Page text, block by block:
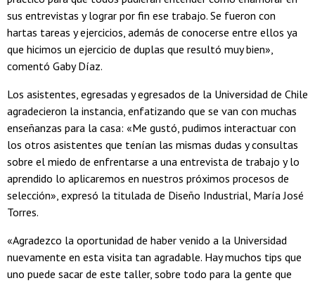
sus entrevistas y lograr por fin ese trabajo. Se fueron con
hartas tareas y ejercicios, además de conocerse entre ellos ya
que hicimos un ejercicio de duplas que resultó muy bien»,
comentó Gaby Díaz.
Los asistentes, egresadas y egresados de la Universidad de Chile
agradecieron la instancia, enfatizando que se van con muchas
enseñanzas para la casa: «Me gustó, pudimos interactuar con
los otros asistentes que tenían las mismas dudas y consultas
sobre el miedo de enfrentarse a una entrevista de trabajo y lo
aprendido lo aplicaremos en nuestros próximos procesos de
selección», expresó la titulada de Diseño Industrial, María José
Torres.
«Agradezco la oportunidad de haber venido a la Universidad
nuevamente en esta visita tan agradable. Hay muchos tips que
uno puede sacar de este taller, sobre todo para la gente que